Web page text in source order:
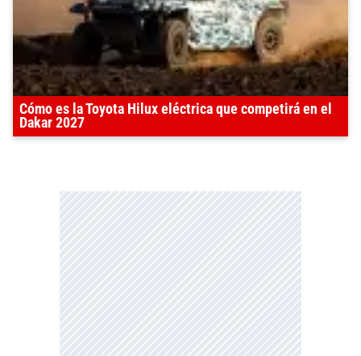
Cómo es la Toyota Hilux eléctrica que competirá en el
Dakar 2027